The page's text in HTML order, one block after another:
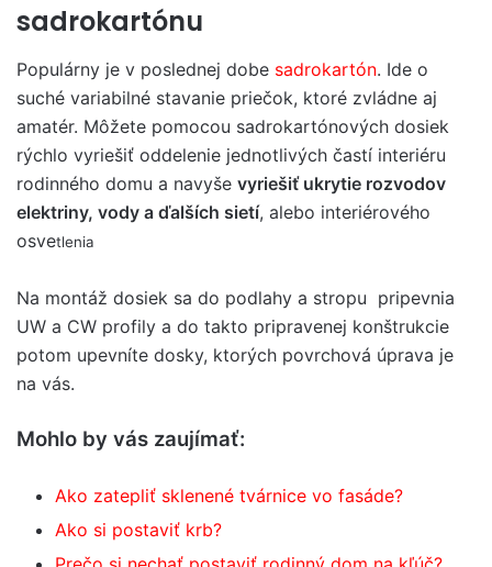
sadrokartónu
Populárny je v poslednej dobe sadrokartón. Ide o
suché variabilné stavanie priečok, ktoré zvládne aj
amatér. Môžete pomocou sadrokartónových dosiek
rýchlo vyriešiť oddelenie jednotlivých častí interiéru
rodinného domu a navyše vyriešiť ukrytie rozvodov
elektriny, vody a ďalších sietí, alebo interiérového
osvetlenia
Na montáž dosiek sa do podlahy a stropu pripevnia
UW a CW profily a do takto pripravenej konštrukcie
potom upevníte dosky, ktorých povrchová úprava je
na vás.
Mohlo by vás zaujímať:
Ako zatepliť sklenené tvárnice vo fasáde?
Ako si postaviť krb?